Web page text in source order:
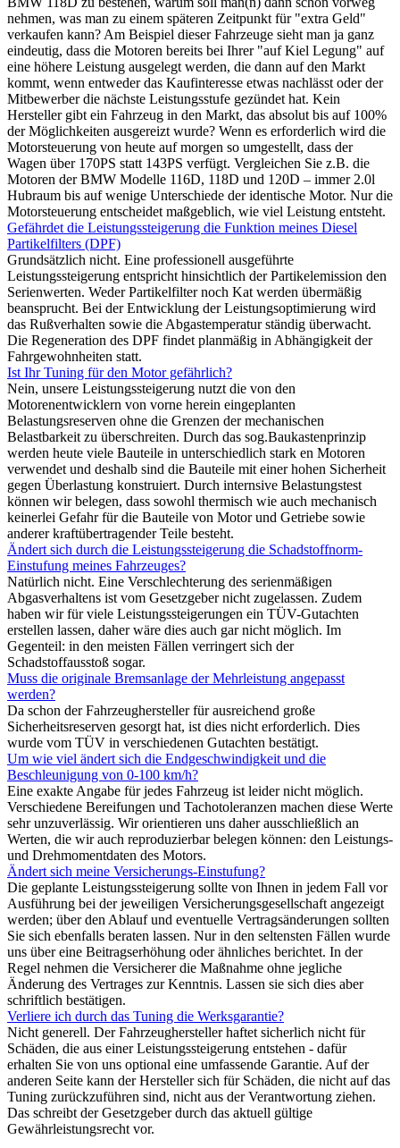
nehmen, was man zu einem späteren Zeitpunkt für "extra Geld"
verkaufen kann? Am Beispiel dieser Fahrzeuge sieht man ja ganz
eindeutig, dass die Motoren bereits bei Ihrer "auf Kiel Legung" auf
eine höhere Leistung ausgelegt werden, die dann auf den Markt
kommt, wenn entweder das Kaufinteresse etwas nachlässt oder der
Mitbewerber die nächste Leistungsstufe gezündet hat. Kein
Hersteller gibt ein Fahrzeug in den Markt, das absolut bis auf 100%
der Möglichkeiten ausgereizt wurde? Wenn es erforderlich wird die
Motorsteuerung von heute auf morgen so umgestellt, dass der
Wagen über 170PS statt 143PS verfügt. Vergleichen Sie z.B. die
Motoren der BMW Modelle 116D, 118D und 120D – immer 2.0l
Hubraum bis auf wenige Unterschiede der identische Motor. Nur die
Motorsteuerung entscheidet maßgeblich, wie viel Leistung entsteht.
Gefährdet die Leistungssteigerung die Funktion meines Diesel
Partikelfilters (DPF)
Grundsätzlich nicht. Eine professionell ausgeführte
Leistungssteigerung entspricht hinsichtlich der Partikelemission den
Serienwerten. Weder Partikelfilter noch Kat werden übermäßig
beansprucht. Bei der Entwicklung der Leistungsoptimierung wird
das Rußverhalten sowie die Abgastemperatur ständig überwacht.
Die Regeneration des DPF findet planmäßig in Abhängigkeit der
Fahrgewohnheiten statt.
Ist Ihr Tuning für den Motor gefährlich?
Nein, unsere Leistungssteigerung nutzt die von den
Motorenentwicklern von vorne herein eingeplanten
Belastungsreserven ohne die Grenzen der mechanischen
Belastbarkeit zu überschreiten. Durch das sog.Baukastenprinzip
werden heute viele Bauteile in unterschiedlich stark en Motoren
verwendet und deshalb sind die Bauteile mit einer hohen Sicherheit
gegen Überlastung konstruiert. Durch internsive Belastungstest
können wir belegen, dass sowohl thermisch wie auch mechanisch
keinerlei Gefahr für die Bauteile von Motor und Getriebe sowie
anderer kraftübertragender Teile besteht.
Ändert sich durch die Leistungssteigerung die Schadstoffnorm-
Einstufung meines Fahrzeuges?
Natürlich nicht. Eine Verschlechterung des serienmäßigen
Abgasverhaltens ist vom Gesetzgeber nicht zugelassen. Zudem
haben wir für viele Leistungssteigerungen ein TÜV-Gutachten
erstellen lassen, daher wäre dies auch gar nicht möglich. Im
Gegenteil: in den meisten Fällen verringert sich der
Schadstoffausstoß sogar.
Muss die originale Bremsanlage der Mehrleistung angepasst
werden?
Da schon der Fahrzeughersteller für ausreichend große
Sicherheitsreserven gesorgt hat, ist dies nicht erforderlich. Dies
wurde vom TÜV in verschiedenen Gutachten bestätigt.
Um wie viel ändert sich die Endgeschwindigkeit und die
Beschleunigung von 0-100 km/h?
Eine exakte Angabe für jedes Fahrzeug ist leider nicht möglich.
Verschiedene Bereifungen und Tachotoleranzen machen diese Werte
sehr unzuverlässig. Wir orientieren uns daher ausschließlich an
Werten, die wir auch reproduzierbar belegen können: den Leistungs-
und Drehmomentdaten des Motors.
Ändert sich meine Versicherungs-Einstufung?
Die geplante Leistungssteigerung sollte von Ihnen in jedem Fall vor
Ausführung bei der jeweiligen Versicherungsgesellschaft angezeigt
werden; über den Ablauf und eventuelle Vertragsänderungen sollten
Sie sich ebenfalls beraten lassen. Nur in den seltensten Fällen wurde
uns über eine Beitragserhöhung oder ähnliches berichtet. In der
Regel nehmen die Versicherer die Maßnahme ohne jegliche
Änderung des Vertrages zur Kenntnis. Lassen sie sich dies aber
schriftlich bestätigen.
Verliere ich durch das Tuning die Werksgarantie?
Nicht generell. Der Fahrzeughersteller haftet sicherlich nicht für
Schäden, die aus einer Leistungssteigerung entstehen - dafür
erhalten Sie von uns optional eine umfassende Garantie. Auf der
anderen Seite kann der Hersteller sich für Schäden, die nicht auf das
Tuning zurückzuführen sind, nicht aus der Verantwortung ziehen.
Das schreibt der Gesetzgeber durch das aktuell gültige
Gewährleistungsrecht vor.